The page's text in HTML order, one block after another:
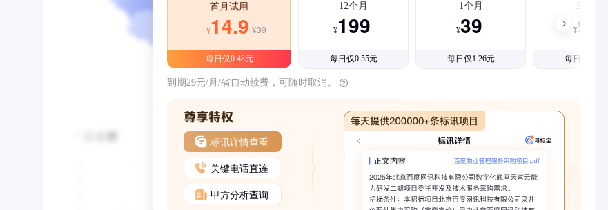
首月试用
¥14.9 ¥39
每日仅0.48元
12个月
¥199
每日仅0.55元
1个月
¥39
每日仅1.26元
3个月
¥99
每日仅1.08元
到期29元/月/省自动续费，可随时取消。
标讯详情查看
关键电话直连
甲方分析查询